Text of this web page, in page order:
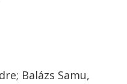
Balázs Samu,